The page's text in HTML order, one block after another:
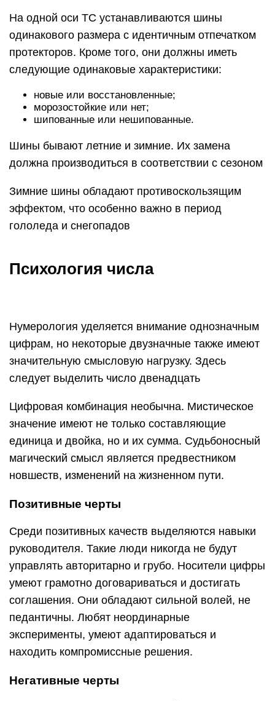
На одной оси ТС устанавливаются шины
одинакового размера с идентичным отпечатком
протекторов. Кроме того, они должны иметь
следующие одинаковые характеристики:
новые или восстановленные;
морозостойкие или нет;
шипованные или нешипованные.
Шины бывают летние и зимние. Их замена
должна производиться в соответствии с сезоном
Зимние шины обладают противоскользящим
эффектом, что особенно важно в период
гололеда и снегопадов
Психология числа
Нумерология уделяется внимание однозначным
цифрам, но некоторые двузначные также имеют
значительную смысловую нагрузку. Здесь
следует выделить число двенадцать
Цифровая комбинация необычна. Мистическое
значение имеют не только составляющие
единица и двойка, но и их сумма. Судьбоносный
магический смысл является предвестником
новшеств, изменений на жизненном пути.
Позитивные черты
Среди позитивных качеств выделяются навыки
руководителя. Такие люди никогда не будут
управлять авторитарно и грубо. Носители цифры
умеют грамотно договариваться и достигать
соглашения. Они обладают сильной волей, не
педантичны. Любят неординарные
эксперименты, умеют адаптироваться и
находить компромиссные решения.
Негативные черты